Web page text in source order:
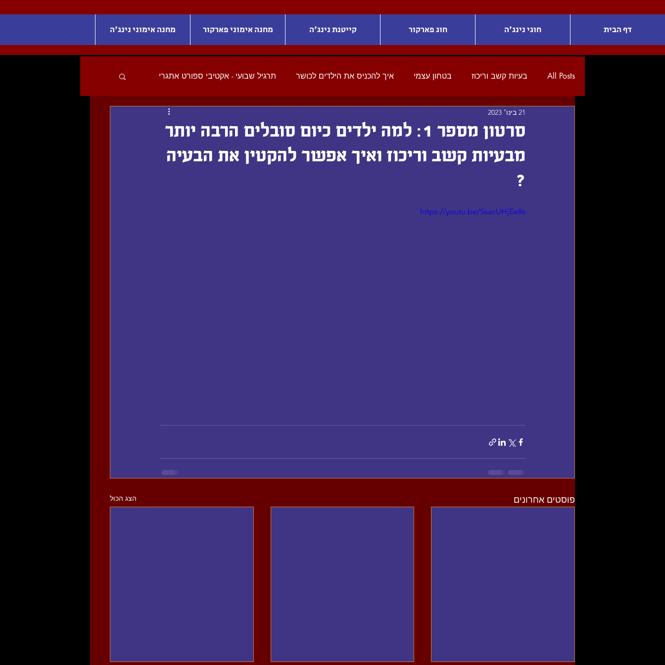
דף הבית חוגי נינג'ה חוג פארקור קייטנת נינג'ה מחנה אימוני פארקור מחנה אימוני נינג'ה
All Posts בעיות קשב וריכוז בטחון עצמי איך להכניס את הילדים לכושר תרגיל שבועי - אקטיבי ספורט אתגרי
סרטון מספר 1: למה ילדים כיום סובלים הרבה יותר
מבעיות קשב וריכוז ואיך אפשר להקטין את הבעיה
?
21 בינו׳ 2023
https://youtu.be/SsacUHjEe8s
פוסטים אחרונים הצג הכול